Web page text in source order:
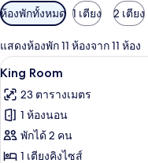
ตัว
กรอง
ที่
มี
ให้
สำหรับ
ห้อง
พัก
ห้องพักทั้งหมด 1 เตียง 2 เตียง
แสดงห้องพัก 11 ห้องจาก 11 ห้อง
เปิด
ภาพถ่าย
ทั้งหมด
ของ
King
4
King Room
23 ตารางเมตร
1 ห้องนอน
พักได้ 2 คน
1 เตียงคิงไซส์